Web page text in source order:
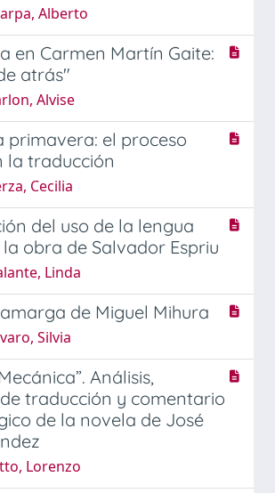
Alberto
en Carmen Martín Gaite:
atrás"
Alvise
primavera: el proceso
la traducción
Cecilia
del uso de la lengua
obra de Salvador Espriu
Linda
de Miguel Mihura
Silvia
Análisis,
traducción y comentario
de la novela de José
Lorenzo